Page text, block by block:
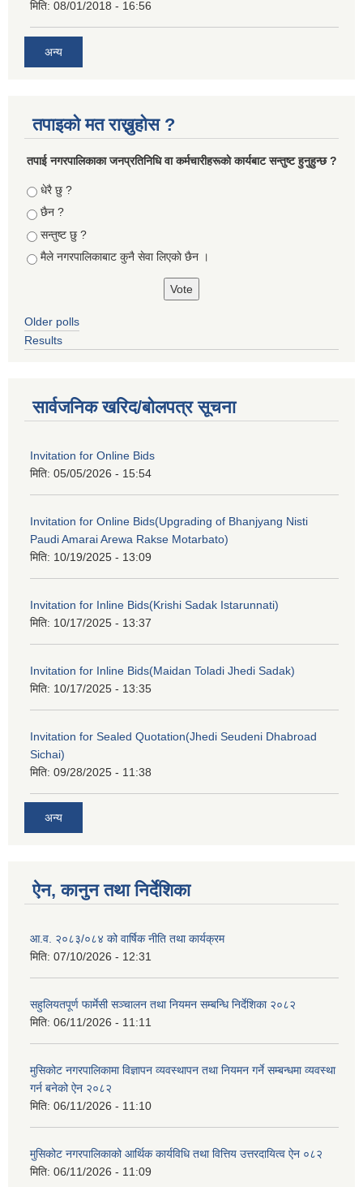
मिति: 08/01/2018 - 16:56
अन्य
तपाइको मत राख्नुहोस ?
तपा‌ई नगरपालिकाका जनप्रतिनिधि वा कर्मचारीहरूकाे कार्यबाट सन्तुष्ट हुनुहुन्छ ?
Choices
धेरै छु ?
छैन ?
सन्तुष्ट छु ?
मैले नगरपालिकाबाट कुनै सेवा लिएकाे छैन ।
Older polls
Results
सार्वजनिक खरिद/बोलपत्र सूचना
Invitation for Online Bids
मिति: 05/05/2026 - 15:54
Invitation for Online Bids(Upgrading of Bhanjyang Nisti
Paudi Amarai Arewa Rakse Motarbato)
मिति: 10/19/2025 - 13:09
Invitation for Inline Bids(Krishi Sadak Istarunnati)
मिति: 10/17/2025 - 13:37
Invitation for Inline Bids(Maidan Toladi Jhedi Sadak)
मिति: 10/17/2025 - 13:35
Invitation for Sealed Quotation(Jhedi Seudeni Dhabroad
Sichai)
मिति: 09/28/2025 - 11:38
अन्य
ऐन, कानुन तथा निर्देशिका
आ.व. २०८३/०८४ को वार्षिक नीति तथा कार्यक्रम
मिति: 07/10/2026 - 12:31
सहुलियतपूर्ण फार्मेसी सञ्चालन तथा नियमन सम्बन्धि निर्देशिका २०८२
मिति: 06/11/2026 - 11:11
मुसिकोट नगरपालिकामा विज्ञापन व्यवस्थापन तथा नियमन गर्ने सम्बन्धमा व्यवस्था
गर्न बनेको ऐन २०८२
मिति: 06/11/2026 - 11:10
मुसिकोट नगरपालिकाको आर्थिक कार्यविधि तथा वित्तिय उत्तरदायित्व ऐन ०८२
मिति: 06/11/2026 - 11:09